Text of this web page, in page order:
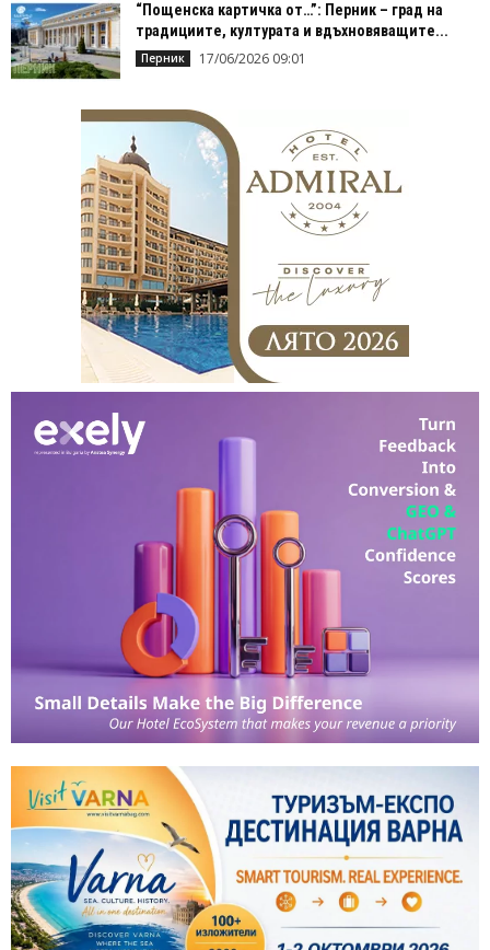
“Пощенска картичка от…”: Перник – град на
традициите, културата и вдъхновяващите...
Перник 17/06/2026 09:01